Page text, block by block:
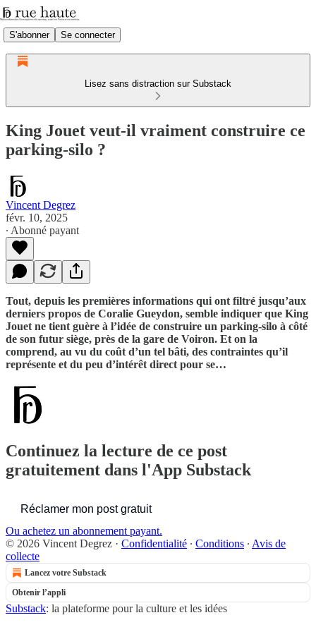
S'abonner Se connecter
Lisez sans distraction sur Substack
King Jouet veut-il vraiment construire ce
parking-silo ?
Vincent Degrez
févr. 10, 2025
∙ Abonné payant
Tout, depuis les premières informations qui ont filtré jusqu’aux
derniers propos de Coralie Gueydon, semble indiquer que King
Jouet ne tient guère à l’idée de construire un parking-silo à côté
de son futur siège, près de la gare de Voiron. Et on la
comprend, au vu du coût d’un tel bâti, des contraintes qu’il
représente et du peu d’intérêt direct pour se…
Continuez la lecture de ce post
gratuitement dans l'App Substack
Réclamer mon post gratuit
Ou achetez un abonnement payant.
© 2026 Vincent Degrez · Confidentialité ∙ Conditions ∙ Avis de
collecte
Lancez votre Substack
Obtenir l’appli
Substack: la plateforme pour la culture et les idées